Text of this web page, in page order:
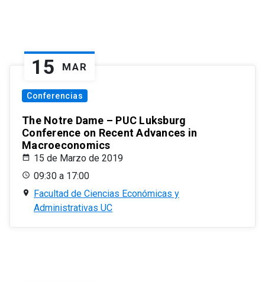
15 MAR
Conferencias
The Notre Dame – PUC Luksburg
Conference on Recent Advances in
Macroeconomics
15 de Marzo de 2019
09:30 a 17:00
Facultad de Ciencias Económicas y
Administrativas UC